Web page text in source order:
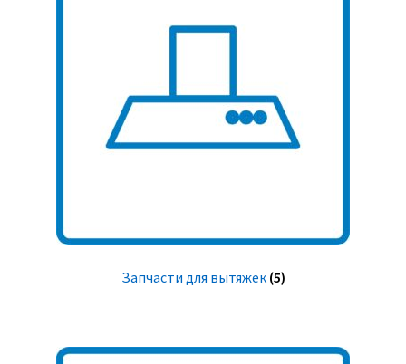
Запчасти для вытяжек (5)